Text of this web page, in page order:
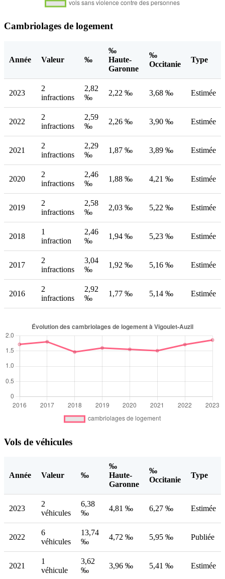
Cambriolages de logement
Année Valeur ‰
‰
Haute-
Garonne
‰
Occitanie
Type
2023
2
infractions
2,82
‰
2,22 ‰ 3,68 ‰ Estimée
2022
2
infractions
2,59
‰
2,26 ‰ 3,90 ‰ Estimée
2021
2
infractions
2,29
‰
1,87 ‰ 3,89 ‰ Estimée
2020
2
infractions
2,46
‰
1,88 ‰ 4,21 ‰ Estimée
2019
2
infractions
2,58
‰
2,03 ‰ 5,22 ‰ Estimée
2018
1
infraction
2,46
‰
1,94 ‰ 5,23 ‰ Estimée
2017
2
infractions
3,04
‰
1,92 ‰ 5,16 ‰ Estimée
2016
2
infractions
2,92
‰
1,77 ‰ 5,14 ‰ Estimée
Vols de véhicules
Année Valeur ‰
‰
Haute-
Garonne
‰
Occitanie
Type
2023
2
véhicules
6,38
‰
4,81 ‰ 6,27 ‰ Estimée
2022
6
véhicules
13,74
‰
4,72 ‰ 5,95 ‰ Publiée
2021
1
véhicule
3,62
‰
3,96 ‰ 5,41 ‰ Estimée